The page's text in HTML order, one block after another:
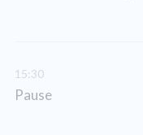
15:30
Pause